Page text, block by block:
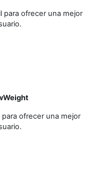
para ofrecer una mejor
ofrecer una mejor